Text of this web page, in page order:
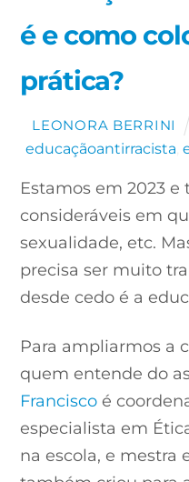
é e como
prática?
LEONORA BERRINI
educaçãoantirracista
Estamos em 2023 e
consideráveis em
sexualidade, etc.
precisa ser muito
desde cedo é a
Para ampliarmos a
quem entende do
Francisco é
especialista em
na escola, e mestra